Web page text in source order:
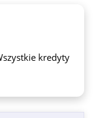
kredyty